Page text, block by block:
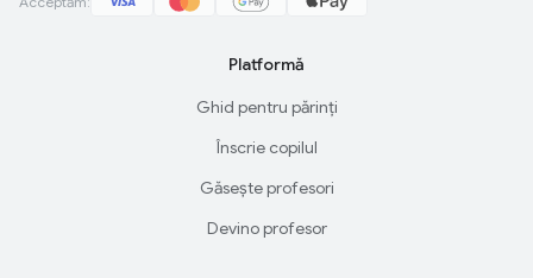
Platformă
Ghid pentru părinți
Înscrie copilul
Găsește profesori
Devino profesor